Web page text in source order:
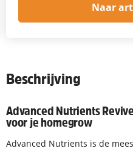
Naar
Beschrijving
Advanced Nutrients
voor je homegrow
Advanced Nutrients is de